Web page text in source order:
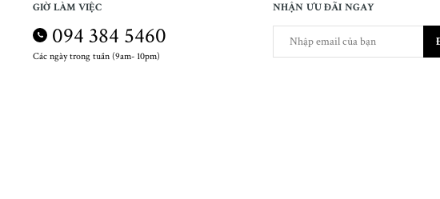
GIỜ LÀM VIỆC
094 384 5460
Các ngày trong tuần (9am- 10pm)
NHẬN ƯU ĐÃI NGAY